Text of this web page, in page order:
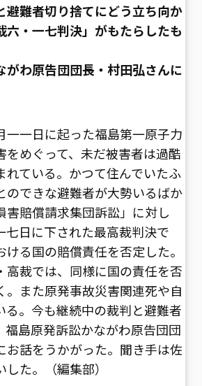
避難者切り捨てにどう立ち向か
・一七判決」がもたらしたも
がわ原告団団長・村田弘さんに
一日に起った福島第一原子力
をめぐって、未だ被害者は過酷
れている。かつて住んでいたふ
のできな避難者が大勢いるばか
害賠償請求集団訴訟」に対し
七日に下された最高裁判決で
る国の賠償責任を否定した。
高裁では、同様に国の責任を否
。また原発事故災害関連死や自
る。今も継続中の裁判と避難者
福島原発訴訟かながわ原告団団
お話をうかがった。聞き手は佐
た。（編集部）